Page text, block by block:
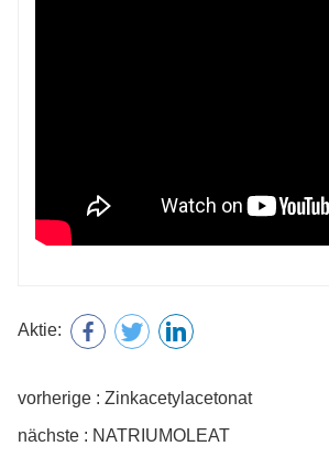
Aktie:
vorherige : Zinkacetylacetonat
nächste : NATRIUMOLEAT